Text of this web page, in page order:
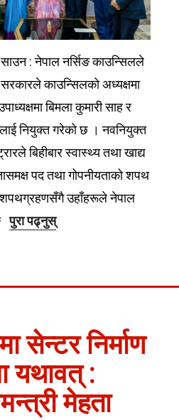
: नेपाल नर्सिङ काउन्सिलले
काउन्सिलको अध्यक्षमा
बिमला कुमारी साह र
नियुक्त गरेको छ । नवनियुक्त
बिहीबार स्वास्थ्य तथा खाद्य
पद तथा गोपनीयताको शपथ
शपथग्रहणसँगै उहाँहरूले नेपाल
पुरा पढ्नुस्
सेन्टर निर्माण
यथावत् :
मेहता